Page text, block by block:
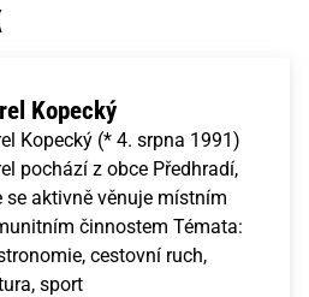
Kopecký
Kopecký (* 4. srpna 1991)
pochází z obce Předhradí,
se aktivně věnuje místním
činnostem Témata:
cestovní ruch,
sport